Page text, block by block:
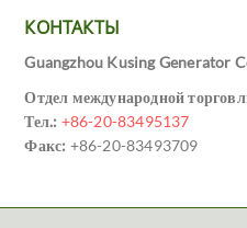
КОНТАКТЫ
Guangzhou Kusing Generator
Отдел международной
Тел.: +86-20-83495137
Факс: +86-20-83493709